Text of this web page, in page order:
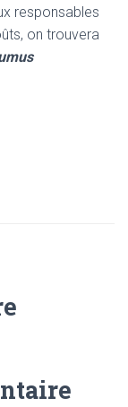
responsables
on trouvera